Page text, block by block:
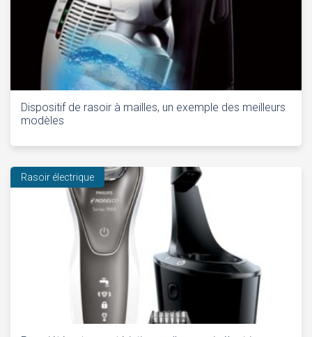
Dispositif de rasoir à mailles, un exemple des meilleurs
modèles
Rasoir électrique